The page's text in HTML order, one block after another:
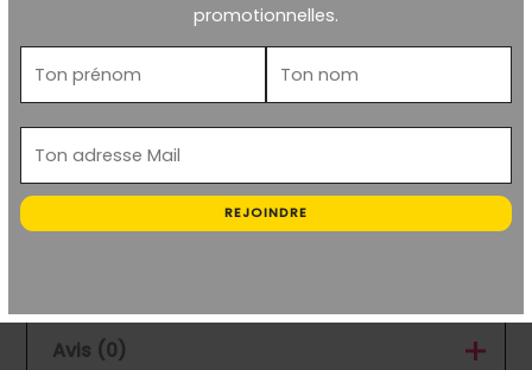
promotionnelles.
REJOINDRE
Dimensions
Format
S / 30×40 cm, M /
40×50 cm, L / 70×90
Expédition
France-Europe-UK,
Worldwide, 📍Retrait
Avis (0)